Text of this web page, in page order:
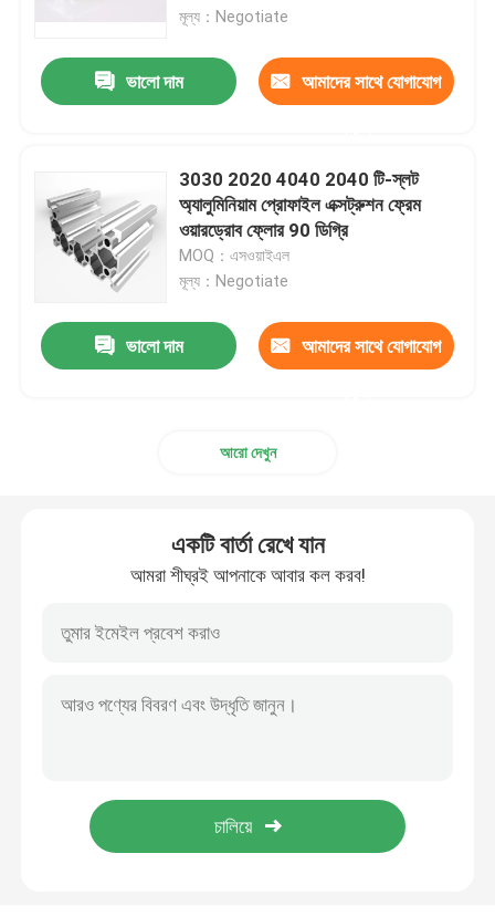
অ্যালুমিনিয়াম খাদ শীট
খাঁটি অ্যালুমিনিয়াম ইনগট
সলিড অ্যালুমিনিয়াম রড
অ্যালুমিনিয়াম স্কয়ার বার
অ্যালুমিনিয়াম ফয়েল রোল
অ্যালুমিনিয়াম কোণ বার
মূল্য：Negotiate
ভালো দাম আমাদের সাথে যোগাযোগ
3030 2020 4040 2040 টি-স্লট
অ্যালুমিনিয়াম প্রোফাইল এক্সট্রুশন ফ্রেম
ওয়ারড্রোব ফ্লোর 90 ডিগ্রি
MOQ：এসওয়াইএল
মূল্য：Negotiate
ভালো দাম আমাদের সাথে যোগাযোগ
আরো দেখুন
একটি বার্তা রেখে যান
আমরা শীঘ্রই আপনাকে আবার কল করব!